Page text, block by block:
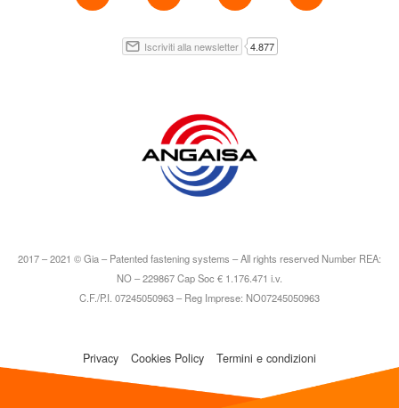
2017 – 2021 © Gia – Patented fastening systems – All rights reserved Number REA:
NO – 229867 Cap Soc € 1.176.471 i.v.
C.F./P.I. 07245050963 – Reg Imprese: NO07245050963
Privacy Cookies Policy Termini e condizioni